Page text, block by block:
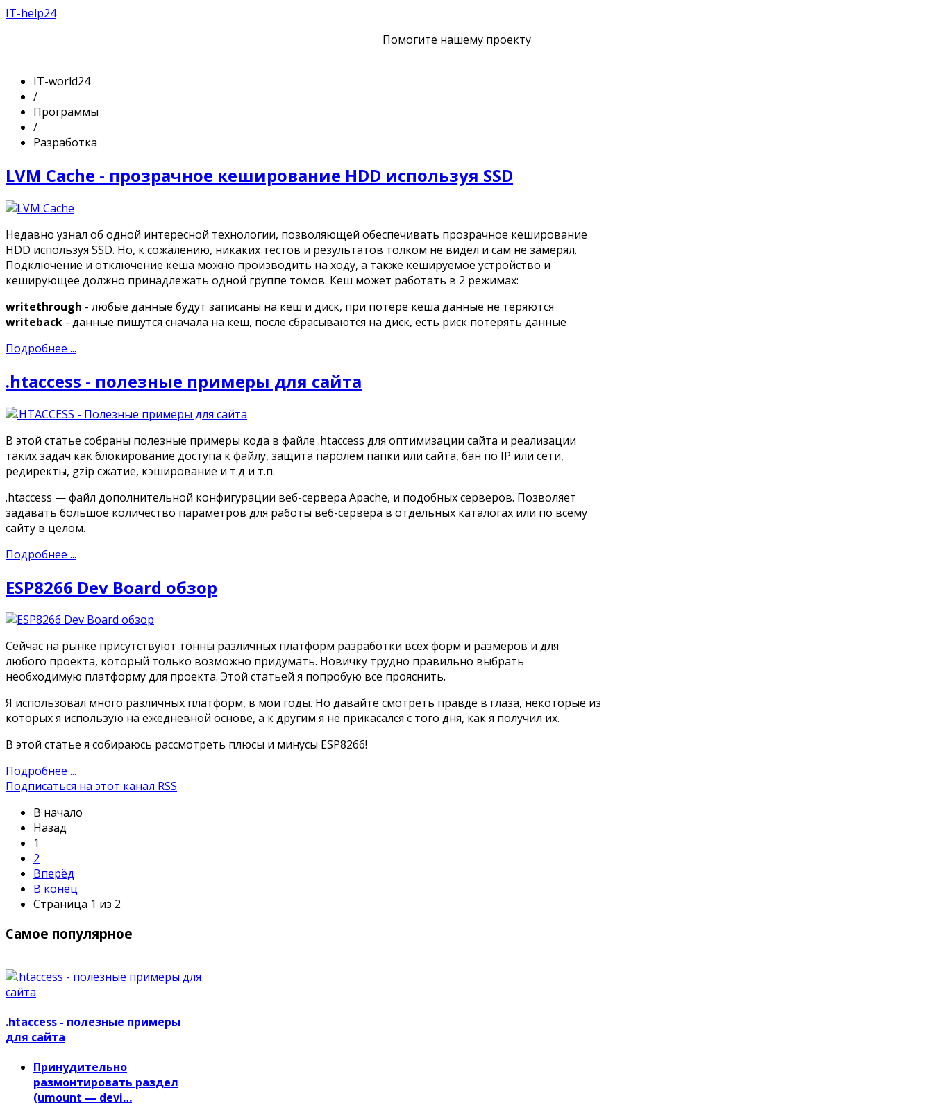
IT-help24
Помогите нашему проекту
IT-world24
/
Программы
/
Разработка
LVM Cache - прозрачное кеширование HDD используя SSD
Недавно узнал об одной интересной технологии, позволяющей обеспечивать прозрачное кеширование
HDD используя SSD. Но, к сожалению, никаких тестов и результатов толком не видел и сам не замерял.
Подключение и отключение кеша можно производить на ходу, а также кешируемое устройство и
кеширующее должно принадлежать одной группе томов. Кеш может работать в 2 режимах:
writethrough - любые данные будут записаны на кеш и диск, при потере кеша данные не теряются
writeback - данные пишутся сначала на кеш, после сбрасываются на диск, есть риск потерять данные
Подробнее ...
.htaccess - полезные примеры для сайта
В этой статье собраны полезные примеры кода в файле .htaccess для оптимизации сайта и реализации
таких задач как блокирование доступа к файлу, защита паролем папки или сайта, бан по IP или сети,
редиректы, gzip сжатие, кэширование и т.д и т.п.
.htaccess — файл дополнительной конфигурации веб-сервера Apache, и подобных серверов. Позволяет
задавать большое количество параметров для работы веб-сервера в отдельных каталогах или по всему
сайту в целом.
Подробнее ...
ESP8266 Dev Board обзор
Сейчас на рынке присутствуют тонны различных платформ разработки всех форм и размеров и для
любого проекта, который только возможно придумать. Новичку трудно правильно выбрать
необходимую платформу для проекта. Этой статьей я попробую все прояснить.
Я использовал много различных платформ, в мои годы. Но давайте смотреть правде в глаза, некоторые из
которых я использую на ежедневной основе, а к другим я не прикасался с того дня, как я получил их.
В этой статье я собираюсь рассмотреть плюсы и минусы ESP8266!
Подробнее ...
Подписаться на этот канал RSS
В начало
Назад
1
2
Вперёд
В конец
Страница 1 из 2
Самое популярное
.htaccess - полезные примеры
для сайта
Принудительно
размонтировать раздел
(umount — devi…